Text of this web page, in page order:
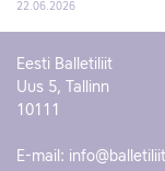
22.06.2026
Eesti Balletiliit
Uus 5, Tallinn
10111
E-mail: